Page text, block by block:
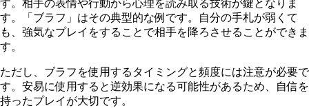
す。相手の表情や行動から心理を読み取る技術が鍵となりま
す。「ブラフ」はその典型的な例です。自分の手札が弱くて
も、強気なプレイをすることで相手を降ろさせることができま
す。
ただし、ブラフを使用するタイミングと頻度には注意が必要で
す。安易に使用すると逆効果になる可能性があるため、自信を
持ったプレイが大切です。